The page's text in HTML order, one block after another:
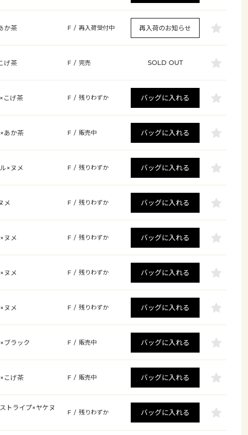
か茶 F / 再入荷受付中 再入荷のお知らせ
げ茶 F / 完売 SOLD OUT
こげ茶 F / 残りわずか バッグに入れる
あか茶 F / 販売中 バッグに入れる
×ヌメ F / 残りわずか バッグに入れる
メ F / 残りわずか バッグに入れる
ヌメ F / 残りわずか バッグに入れる
ヌメ F / 残りわずか バッグに入れる
ヌメ F / 残りわずか バッグに入れる
ブラック F / 販売中 バッグに入れる
こげ茶 F / 販売中 バッグに入れる
トライプ×ヤケヌ
F / 残りわずか バッグに入れる